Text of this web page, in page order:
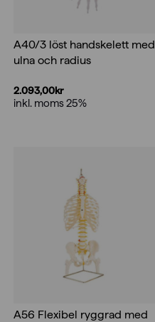
A40/3 löst handskelett med
ulna och radius
2.093,00kr
inkl. moms 25%
A56 Flexibel ryggrad med